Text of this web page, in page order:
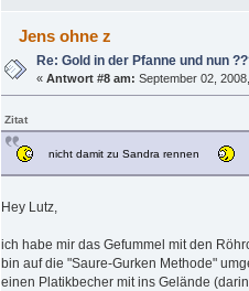
Jens ohne z
Re: Gold in der Pfanne und nun
«Antwort #8 am: September 02,
Zitat
nicht damit zu Sandra rennen
Hey Lutz,
ich habe mir das Gefummel mit den
bin auf die "Saure-Gurken Methode"
einen Platikbecher mit ins Gelände